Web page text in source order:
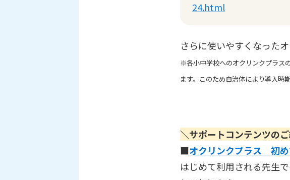
24.html
さらに使いやすくなった
※各小中学校へのオクリンクプラス
ます。このため自治体により導入時
＼サポートコンテンツの
■オクリンクプラス 初め
はじめて利用される先生